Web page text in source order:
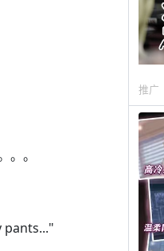
。
pants..."
推广